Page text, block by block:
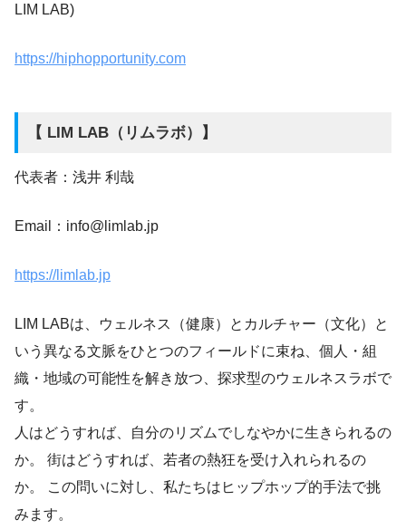
LIM LAB)
https://hiphopportunity.com
【 LIM LAB（リムラボ）】
代表者：浅井 利哉
Email：info@limlab.jp
https://limlab.jp
LIM LABは、ウェルネス（健康）とカルチャー（文化）と
いう異なる文脈をひとつのフィールドに束ね、個人・組
織・地域の可能性を解き放つ、探求型のウェルネスラボで
す。
人はどうすれば、自分のリズムでしなやかに生きられるの
か。 街はどうすれば、若者の熱狂を受け入れられるの
か。 この問いに対し、私たちはヒップホップ的手法で挑
みます。